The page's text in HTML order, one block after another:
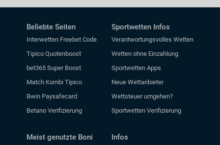
Beliebte Seiten
Interwetten Freebet Code
Tipico Quotenboost
bet365 Super Boost
Match Kombi Tipico
Bwin Paysafecard
Betano Verifizierung
Meist genutzte Boni
Sportwetten Infos
Verantwortungsvolles Wetten
Wetten ohne Einzahlung
Sportwetten Apps
Neue Wettanbieter
Wettsteuer umgehen?
Sportwetten Verifizierung
Infos